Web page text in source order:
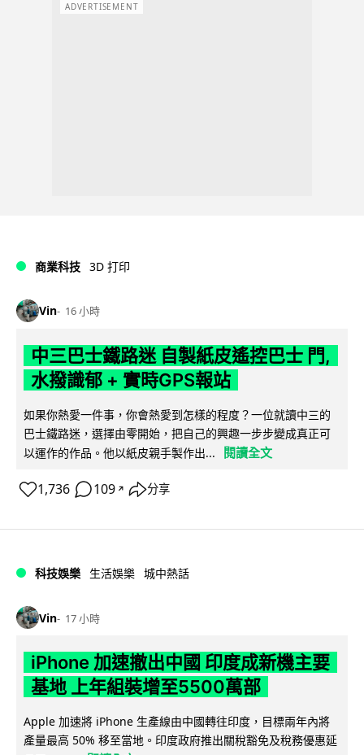
ADVERTISEMENT
商業科技 3D 打印
Vin 16 小時
中三巴士鐵路迷 自製紙皮遙控巴士 門,
水撥識郁 + 實時GPS報站
如果你熱愛一件事，你會熱愛到怎樣的程度？一位就讀中三的
巴士鐵路迷，選擇由零開始，把自己的興趣一步步變成真正可
以運作的作品。他以紙皮親手製作出...
閱讀全文
1,736 109 ↗ 分享
科技娛樂 生活娛樂 城中熱話
Vin 17 小時
iPhone 加速撤出中國 印度成新機主要
基地 上年組裝增至5500萬部
Apple 加速將 iPhone 生產線由中國轉往印度，目標兩年內將
產量最高 50% 移至當地。印度政府推出關稅豁免及稅務優惠延